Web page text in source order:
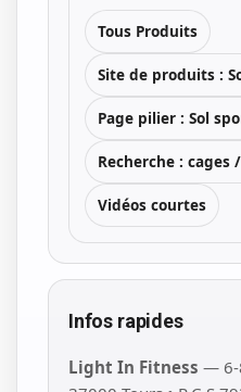
Tous Produits
Site de produits :
Page pilier : Sol
Recherche : cages
Vidéos courtes
Infos rapides
Light In Fitness — 6-